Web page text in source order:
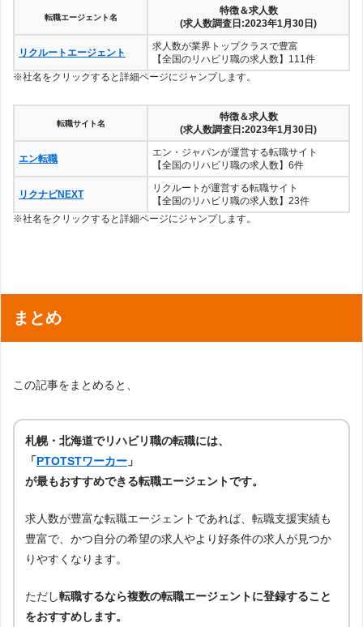
転職エージェント名
特徴＆求人数
(求人数調査日:2023年1月30日)
リクルートエージェント
求人数が業界トップクラスで豊富
【全国のリハビリ職の求人数】111件
※社名をクリックすると詳細ページにジャンプします。
転職サイト名
特徴＆求人数
(求人数調査日:2023年1月30日)
エン転職
エン・ジャパンが運営する転職サイト
【全国のリハビリ職の求人数】6件
リクナビNEXT
リクルートが運営する転職サイト
【全国のリハビリ職の求人数】23件
※社名をクリックすると詳細ページにジャンプします。
まとめ
この記事をまとめると、
札幌・北海道でリハビリ職の転職には、
「PTOTSTワーカー 」
が最もおすすめできる転職エージェントです。
求人数が豊富な転職エージェントであれば、転職支援実績も
豊富で、かつ自分の希望の求人やより好条件の求人が見つか
りやすくなります。
ただし転職するなら複数の転職エージェントに登録すること
をおすすめします。